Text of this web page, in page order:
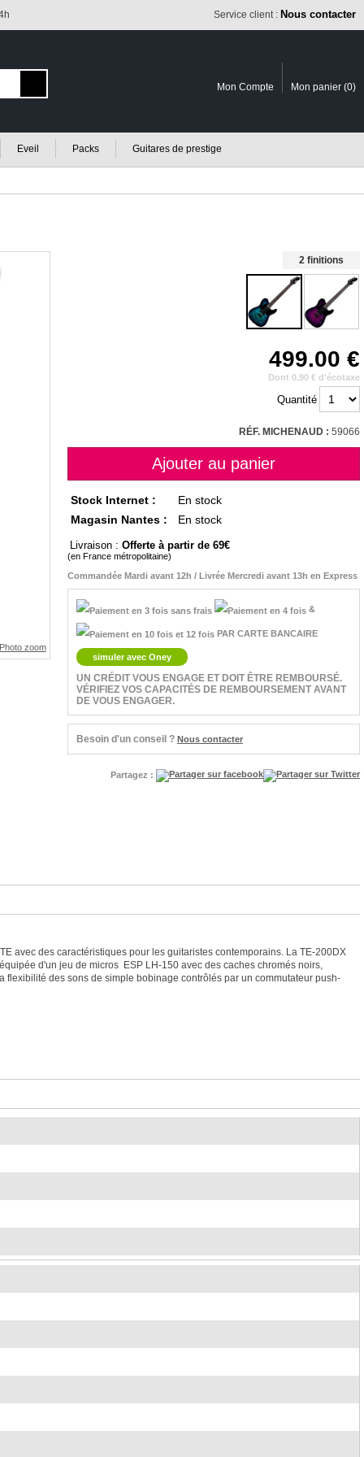
Service client : Nous contacter
Mon Compte Mon panier (0)
Eveil Packs Guitares de prestige
2 finitions
499.00
Dont 0.90 € d'écotaxe
Quantité
RÉF. MICHENAUD : 59066
Stock Internet :
En stock
Magasin Nantes :
En stock
Livraison : Offerte à partir de 69
(en France métropolitaine)
Commandée Mardi avant 12h / Livrée Mercredi avant 13h en Express
&
PAR CARTE BANCAIRE
simuler avec Oney
UN CRÉDIT VOUS ENGAGE ET DOIT ÊTRE REMBOURSÉ.
VÉRIFIEZ VOS CAPACITÉS DE REMBOURSEMENT AVANT
DE VOUS ENGAGER.
Besoin d'un conseil ? Nous contacter
Partagez :
avec des caractéristiques pour les guitaristes contemporains. La TE-200DX
d'un jeu de micros ESP LH-150 avec des caches chromés noirs,
des sons de simple bobinage contrôlés par un commutateur push-